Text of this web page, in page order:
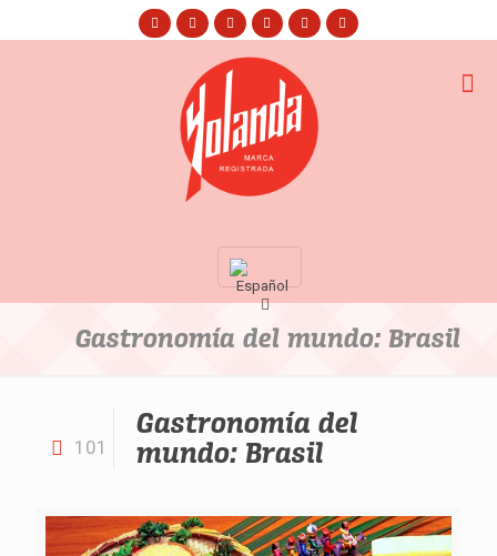
Gastronomía del mundo: Brasil
101
Gastronomía del
mundo: Brasil